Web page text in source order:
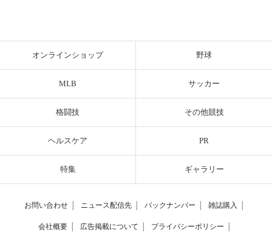
オンラインショップ 野球
MLB サッカー
格闘技 その他競技
ヘルスケア PR
特集 ギャラリー
お問い合わせ ニュース配信先 バックナンバー 雑誌購入
会社概要 広告掲載について プライバシーポリシー